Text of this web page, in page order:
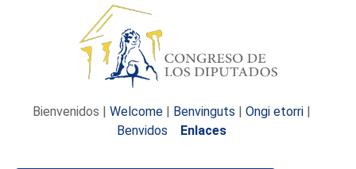
Bienvenidos | Welcome | Benvinguts | Ongi etorri |
Benvidos
Enlaces